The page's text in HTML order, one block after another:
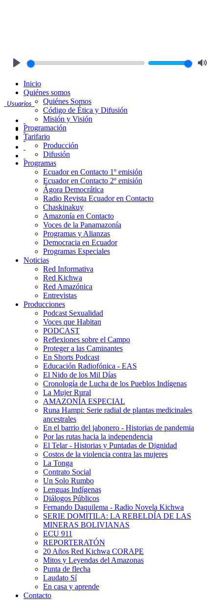
Usuarios
Inicio
Quiénes somos
Quiénes Somos
Código de Ética y Difusión
Misión y Visión
Programación
Tarifario
Producción
Difusión
Programas
Ecuador en Contacto 1º emisión
Ecuador en Contacto 2º emisión
Ágora Democrática
Radio Revista Ecuador en Contacto
Chaskinakuy
Amazonía en Contacto
Voces de la Panamazonía
Programas y Alianzas
Democracia en Ecuador
Programas Especiales
Noticias
Red Informativa
Red Kichwa
Red Amazónica
Entrevistas
Producciones
Podcast Sexualidad
Voces que Habitan
PODCAST
Reflexiones sobre el Campo
Proteger a las Caminantes
En Shorts Podcast
Educación Radiofónica - EAS
El Nido de los Mil Días
Cronología de Lucha de los Pueblos Indígenas
La Mujer Rural
AMAZONÍA ESPECIAL
Runa Hampi: Serie radial de plantas medicinales
ancestrales
En el barrio del jabonero - Historias de pandemia
Por las rutas hacia la independencia
El Telar - Historias y Puntadas de Dignidad
Costos de la violencia contra las mujeres
La Tonga
Contrato Social
Un Solo Rumbo
Lenguas Indígenas
Diálogos Públicos
Fernando Daquilema - Radio Novela Kichwa
SERIE DOMITILA: LA REBELDÍA DE LAS
MINERAS BOLIVIANAS
ECU 911
REPORTERATÓN
20 Años Red Kichwa CORAPE
Mitos y Leyendas del Amazonas
Punta de flecha
Laudato Sí
En casa y aprende
Contacto